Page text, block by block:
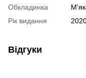
Обкладинка
Рік видання
Відгуки